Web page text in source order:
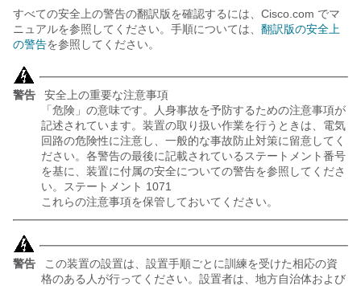
すべての安全上の警告の翻訳版を確認するには、Cisco.com でマ
ニュアルを参照してください。手順については、 翻訳版の安全上
の警告を参照してください。
警告
安全上の重要な注意事項
「危険」の意味です。人身事故を予防するための注意事項が
記述されています。装置の取り扱い作業を行うときは、電気
回路の危険性に注意し、一般的な事故防止対策に留意してく
ださい。各警告の最後に記載されているステートメント番号
を基に、装置に付属の安全についての警告を参照してくださ
い。ステートメント 1071
これらの注意事項を保管しておいてください。
警告
この装置の設置は、設置手順ごとに訓練を受けた相応の資
格のある人が行ってください。設置者は、地方自治体および